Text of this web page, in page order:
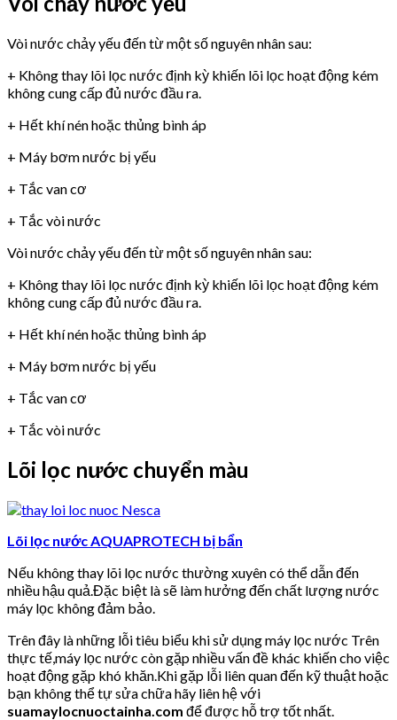
Vòi nước chảy yếu đến từ một số nguyên nhân sau:
+ Không thay lõi lọc nước định kỳ khiến lõi lọc hoạt động kém
không cung cấp đủ nước đầu ra.
+ Hết khí nén hoặc thủng bình áp
+ Máy bơm nước bị yếu
+ Tắc van cơ
+ Tắc vòi nước
Vòi nước chảy yếu đến từ một số nguyên nhân sau:
+ Không thay lõi lọc nước định kỳ khiến lõi lọc hoạt động kém
không cung cấp đủ nước đầu ra.
+ Hết khí nén hoặc thủng bình áp
+ Máy bơm nước bị yếu
+ Tắc van cơ
+ Tắc vòi nước
Lõi lọc nước chuyển màu
Lõi lọc nước AQUAPROTECH bị bẩn
Nếu không thay lõi lọc nước thường xuyên có thể dẫn đến
nhiều hậu quả.Đặc biệt là sẽ làm hưởng đến chất lượng nước
máy lọc không đảm bảo.
Trên đây là những lỗi tiêu biểu khi sử dụng máy lọc nước Trên
thực tế,máy lọc nước còn gặp nhiều vấn đề khác khiến cho việc
hoạt động gặp khó khăn.Khi gặp lỗi liên quan đến kỹ thuật hoặc
bạn không thể tự sửa chữa hãy liên hệ với
suamaylocnuoctainha.com để được hỗ trợ tốt nhất.